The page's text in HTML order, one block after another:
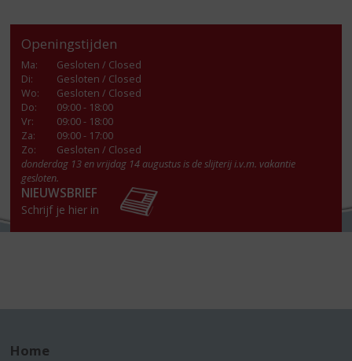
Openingstijden
Ma:
Gesloten / Closed
Di:
Gesloten / Closed
Wo:
Gesloten / Closed
Do:
09:00 - 18:00
Vr:
09:00 - 18:00
Za:
09:00 - 17:00
Zo:
Gesloten / Closed
donderdag 13 en vrijdag 14 augustus is de slijterij i.v.m. vakantie
gesloten.
NIEUWSBRIEF
Schrijf je hier in
Home